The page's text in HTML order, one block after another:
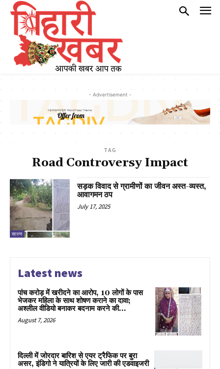
- Advertisement -
TAG
Road Controversy Impact
सारण
सड़क विवाद से ग्रामीणों का जीवन अस्त-व्यस्त,
आवागमन ठप
July 17, 2025
Latest news
पांच करोड़ में खरीदने का आरोप, 10 लोगों के पास
भेजकर महिला के साथ शोषण कराने का दावा;
अश्लील वीडियो बनाकर बदनाम करने की...
August 7, 2026
दिल्ली में जोरदार बारिश से एयर ट्रैफिक पर बुरा
असर, इंडिगो ने यात्रियों के लिए जारी की एडवाइजरी